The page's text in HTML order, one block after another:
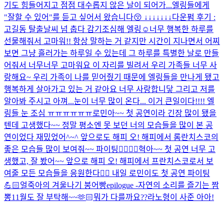
기도 힘들어지고 점점 대수롭지 않은 날이 되어가...엘링들에게
"잘할 수 있어"를 듣고 싶어서 왔습니다😚 ↓↓↓↓↓↓↓다운펌 후기 :
고길동 탈출날씨 넘 춥다 감기조심해 엘링☺️ 너무 행복한 하루를
선물해줘서 고마워!! 항상 말하는 거 같지만 시간이 지나면서 어찌
보면 그냥 흘러가는 하루일 수 있는데 그 하루를 특별한 날로 만들
어줘서 너무너무 고마워요 이 자리를 빌려서 우리 가족들 너무 사
랑해요~ 우리 가족이 나를 믿어줬기 때문에 엘링들을 만나게 됐고
행복하게 살아가고 있는 거 같아요 너무 사랑합니닿 그리고 저를
알아봐 주시고 아껴...눈이 너무 많이 온다... 이거 큰일이다!!!! 엘
링들 눈 조심 ㅠㅠㅠㅠㅠㅠ로민아~~ 첫 공연이라 긴장 많이 됐을
텐데 고생했다~~ 정말 평소엔 못 보던 너의 모습들을 많이 본 공
연이었다 재밌었어^~^ 앞으로도 해피 오! 해피에서 롬란치스코의
좋은 모습들 많이 보여줘~~ 파이팅👍🏻👍🏻혁아~~ 첫 공연 너무 고
생했고, 잘 봤어~~ 앞으로 해피 오! 해피에서 프란치스코로서 보
여줄 모든 모습들을 응원한다👍🏻 내일 로민이도 첫 공연 파이팅
💪🏻얼죽아의 겨울나기 붕어빵epilogue -자연의 소리를 즐기는 짬
뽕11월도 잘 부탁해~~🫶🏻뭐가 다를까요??라노형이 사준 아아!